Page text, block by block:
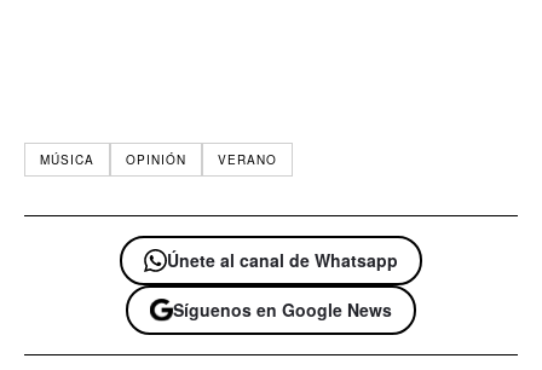
MÚSICA OPINIÓN VERANO
Únete al canal de Whatsapp
Síguenos en Google News